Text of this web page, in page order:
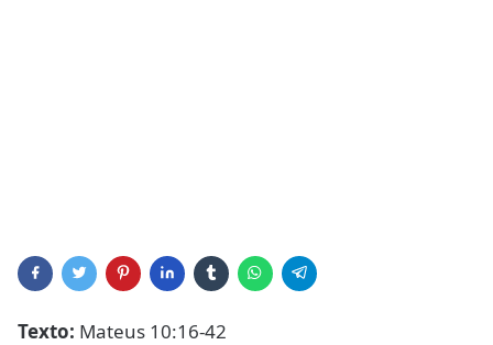
Texto: Mateus 10:16-42